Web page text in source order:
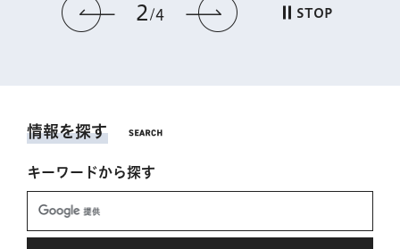
前のスライドを表示
2 4 次のスライドを表
STOP
情報を探す
キーワードから探す